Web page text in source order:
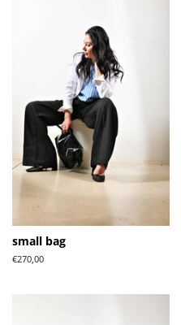
small bag
Normale
€270,00